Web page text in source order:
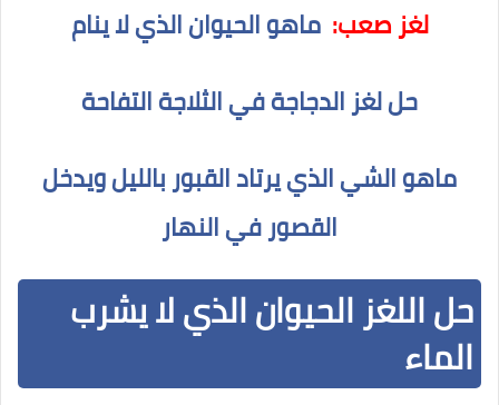
لغز صعب: ماهو الحيوان الذي لا ينام
حل لغز الدجاجة في الثلاجة التفاحة
ماهو الشي الذي يرتاد القبور بالليل ويدخل
القصور في النهار
حل اللغز الحيوان الذي لا يشرب
الماء